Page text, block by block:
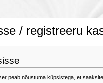
/ registreeru
peab nõustuma küpsistega, et